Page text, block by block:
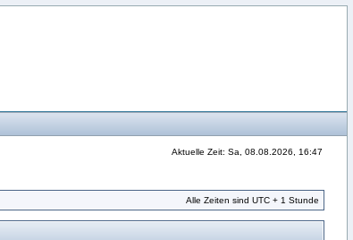
Aktuelle Zeit: Sa, 08.08.2026, 16:47
Alle Zeiten sind UTC + 1 Stunde